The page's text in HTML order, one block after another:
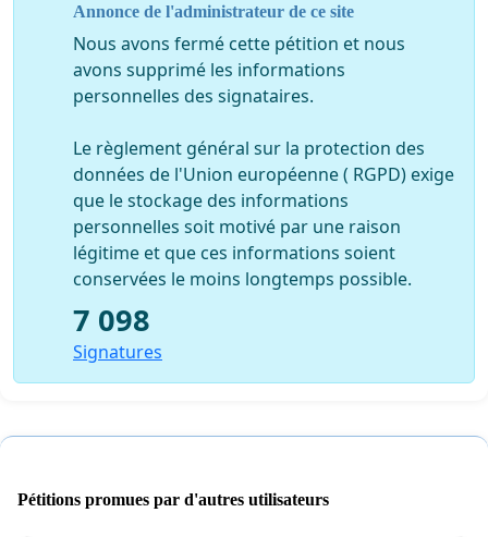
nous, dans les plus brefs délais, des négociations afin
de faire face dans le cadre de l’application de la loi à
cette situation intolérable et de débattre de la réalité
concrète de nos professions. Il est impératif d’établir
équitables d’exercer dignement les professions du
spectacle en Suisse romande.
La Suisse, qui s'est dotée de puissantes structures
culturelles pour diffuser dans chaque région de Suisse
et dans le monde entier l'image d'un pays respectueux
des arts et de la culture, se doit impérativement de
défendre sur son propre territoire celles et ceux qui
oeuvrent chaque jour à l'excellence de la création
artistique en Suisse.
Enfin, il est de notre devoir de vous alerter vivement
manqueraient pas de ternir davantage encore l’image
Annonce de l'administrateur de ce site
Nous avons fermé cette pétition et nous
avons supprimé les informations
personnelles des signataires.
Le règlement général sur la protection des
données de l'Union européenne ( RGPD) exige
que le stockage des informations
personnelles soit motivé par une raison
légitime et que ces informations soient
conservées le moins longtemps possible.
7 098
Signatures
Pétitions promues par d'autres utilisateurs